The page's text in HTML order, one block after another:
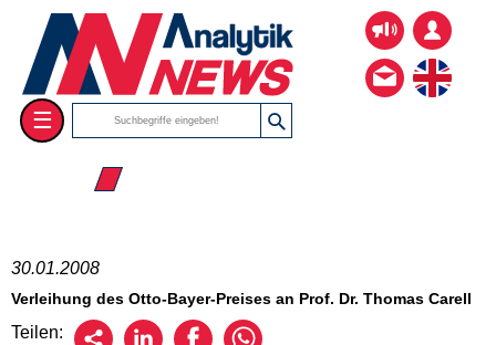
☰
☰ 2008
30.01.2008
Verleihung des Otto-Bayer-Preises an Prof. Dr. Thomas Carell
Teilen: